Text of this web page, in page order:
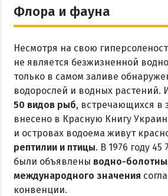
Флора и фауна
Несмотря на свою
не является безжизненной
только в самом заливе
водорослей и водных растений.
50 видов рыб, встречающихся в
внесено в Красную Книгу
и островах водоема живут
рептилии и птицы. В 1976 году 45
были объявлены водно-
международного значения
конвенции.